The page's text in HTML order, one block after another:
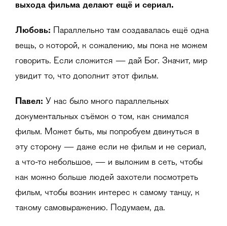
выхода фильма делают ещё и сериал.
Любовь: Параллельно там создавалась ещё одна
вещь, о которой, к сожалению, мы пока не можем
говорить. Если сложится — дай Бог. Значит, мир
увидит то, что дополнит этот фильм.
Павел: У нас было много параллельных
документальных съёмок о том, как снимался
фильм. Может быть, мы попробуем двинуться в
эту сторону — даже если не фильм и не сериал,
а что-то небольшое, — и выложим в сеть, чтобы
как можно больше людей захотели посмотреть
фильм, чтобы возник интерес к самому танцу, к
такому самовыражению. Подумаем, да.